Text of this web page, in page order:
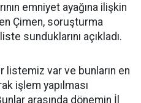
emniyet ayağına ilişkin
Çimen, soruşturma
sunduklarını açıkladı.
listemiz var ve bunların en
işlem yapılması
arasında dönemin İl